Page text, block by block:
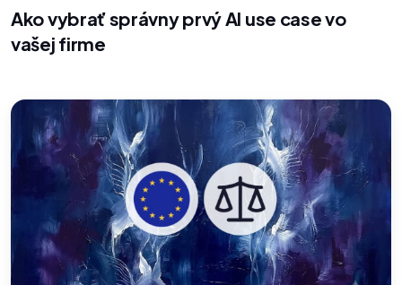
Ako vybrať správny prvý AI use case vo
vašej firme